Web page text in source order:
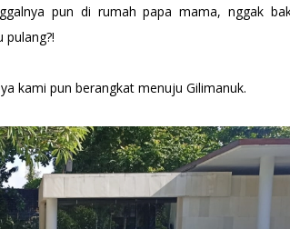
pun di rumah papa mama, nggak
kami pun berangkat menuju Gilimanuk.